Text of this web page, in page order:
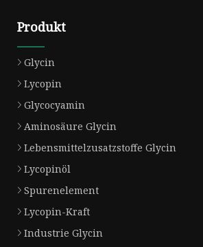
Produkt
Glycin
Lycopin
Glycocyamin
Aminosäure Glycin
Lebensmittelzusatzstoffe Glycin
Lycopinöl
Spurenelement
Lycopin-Kraft
Industrie Glycin